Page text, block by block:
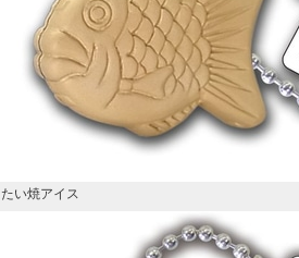
たい焼アイス